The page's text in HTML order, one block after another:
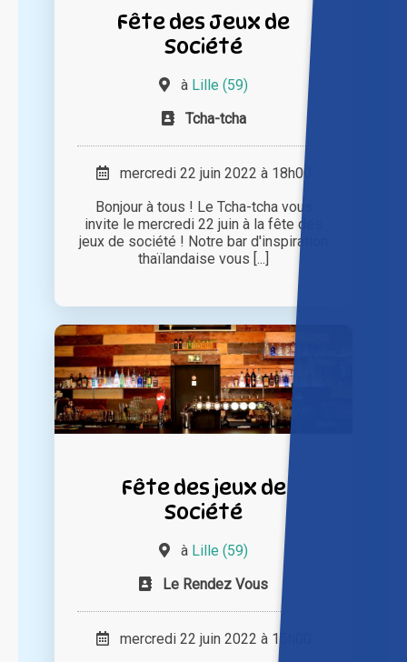
Fête des Jeux de
Société
à Lille (59)
Tcha-tcha
mercredi 22 juin 2022 à 18h00
Bonjour à tous ! Le Tcha-tcha vous
invite le mercredi 22 juin à la fête des
jeux de société ! Notre bar d'inspiration
thaïlandaise vous [...]
Fête des jeux de
Société
à Lille (59)
Le Rendez Vous
mercredi 22 juin 2022 à 15h00